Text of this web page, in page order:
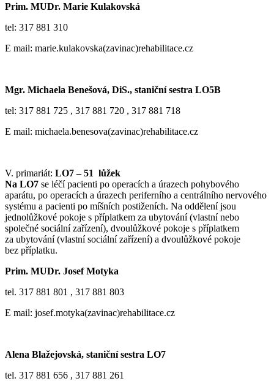
Prim. MUDr. Marie Kulakovská
tel: 317 881 310
E mail: marie.kulakovska(zavinac)rehabilitace.cz
Mgr. Michaela Benešová, DiS., staniční sestra LO5B
tel: 317 881 725 , 317 881 720 , 317 881 718
E mail: michaela.benesova(zavinac)rehabilitace.cz
V. primariát: LO7 – 51 lůžek
Na LO7 se léčí pacienti po operacích a úrazech pohybového
aparátu, po operacích a úrazech periferního a centrálního nervového
systému a pacienti po míšních postiženích. Na oddělení jsou
jednolůžkové pokoje s příplatkem za ubytování (vlastní nebo
společné sociální zařízení), dvoulůžkové pokoje s příplatkem
za ubytování (vlastní sociální zařízení) a dvoulůžkové pokoje
bez příplatku.
Prim. MUDr. Josef Motyka
tel. 317 881 801 , 317 881 803
E mail: josef.motyka(zavinac)rehabilitace.cz
Alena Blažejovská, staniční sestra LO7
tel. 317 881 656 , 317 881 261